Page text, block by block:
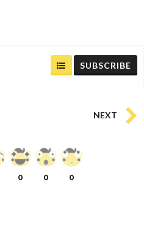
SUBSCRIBE
NEXT
0 0 0